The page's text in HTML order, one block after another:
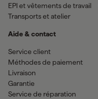
EPI et vêtements de travail
Transports et atelier
Aide & contact
Service client
Méthodes de paiement
Livraison
Garantie
Service de réparation